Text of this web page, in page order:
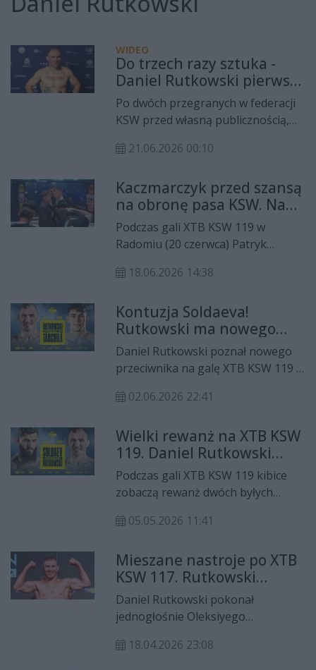
WIDEO
Do trzech razy sztuka -
Daniel Rutkowski pierwszy
raz wygrał w KSW w
Radomiu!
Po dwóch przegranych w federacji
KSW przed własną publicznością,
zwycięski w Radomiu! Zawodnik
piętnastu minutach walki Daniela
Tarchilę na gali XTB KSW 119 w hali
Enea RCS.
21.06.2026 00:10
Kaczmarczyk przed szansą
na obronę pasa KSW. Na
gali w Radomiu powalczą
też Rutkowski, Kacprzak
czy Chudzik
Podczas gali XTB KSW 119 w
Radomiu (20 czerwca) Patryk
mistrzowskiego pasa kategorii
własną publicznością będzie Leo
Brichta. W hali Enea RCS powalczą
też inni radomianie - Daniel
Rutkowski, Piotr Kacprzak czy Piotr
Chudzik.
18.06.2026 14:38
Kontuzja Soldaeva!
Rutkowski ma nowego
rywala na KSW 119
Daniel Rutkowski poznał nowego
przeciwnika na galę XTB KSW 119 w
z walki wycofał się Adam Soldaev, a
zawodnik Daniel Tarchila.
02.06.2026 22:41
Wielki rewanż na XTB KSW
119. Daniel Rutkowski
znów zmierzy się z
Adamem Soldaevem
Podczas gali XTB KSW 119 kibice
zobaczą rewanż dwóch byłych
piórkowej. Adam Soldaev, numer
Danielem Rutkowskim, który
zajmuje trzecie miejsce w
zestawieniu, a pojedynek odbędzie
się 20 czerwca w hali Radomskiego
Centrum Sportu.
05.05.2026 11:41
Mieszane nastroje po XTB
KSW 117. Rutkowski
wygrał, Odzimkowski
znokautowany
Daniel Rutkowski pokonał
jednogłośnie Oleksiyego
117, ale powodów do zadowolenia
18.04.2026 23:08